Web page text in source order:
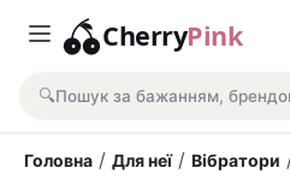
CherryPink
🔍Пошук за бажанням,
Головна / Для неї/ Вібратори